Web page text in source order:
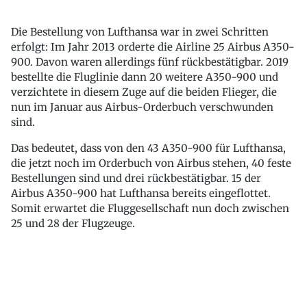
Die Bestellung von Lufthansa war in zwei Schritten
erfolgt: Im Jahr 2013 orderte die Airline 25 Airbus A350-
900. Davon waren allerdings fünf rückbestätigbar. 2019
bestellte die Fluglinie dann 20 weitere A350-900 und
verzichtete in diesem Zuge auf die beiden Flieger, die
nun im Januar aus Airbus-Orderbuch verschwunden
sind.
Das bedeutet, dass von den 43 A350-900 für Lufthansa,
die jetzt noch im Orderbuch von Airbus stehen, 40 feste
Bestellungen sind und drei rückbestätigbar. 15 der
Airbus A350-900 hat Lufthansa bereits eingeflottet.
Somit erwartet die Fluggesellschaft nun doch zwischen
25 und 28 der Flugzeuge.